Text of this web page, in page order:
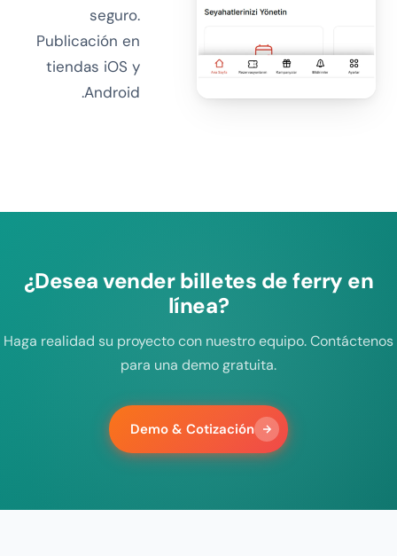
seguro.
Publicación en
tiendas iOS y
Android.
¿Desea vender billetes de ferry en
línea?
Haga realidad su proyecto con nuestro equipo. Contáctenos
para una demo gratuita.
Demo & Cotización